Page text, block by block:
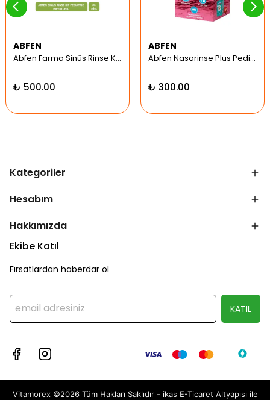
ABFEN
Abfen Farma Sinüs Rinse Kit Pediatrik Hipertonic
₺ 500.00
ABFEN
Abfen Nasorinse Plus Pediatrik Burun Yıkama Kiti
₺ 300.00
Kategoriler
Hesabım
Hakkımızda
Ekibe Katıl
Fırsatlardan haberdar ol
KATIL
Vitamorex ©2026 Tüm Hakları Saklıdır - ikas E-Ticaret Altyapısı ile